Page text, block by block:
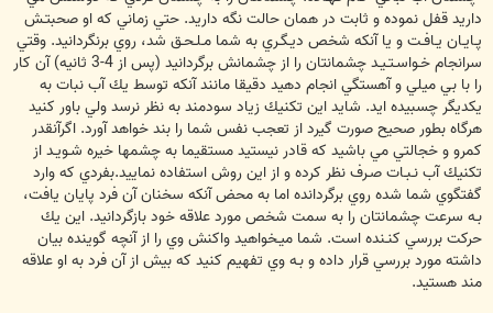
داريد قفل نموده و ثابت در همان حالت نگه داريد. حتي زماني كه او صحبتـش
پـايـان يـافـت و يا آنكه شخص ديـگـري به شما مـلـحـق شد، روي برنگردانيد. وقتي
سرانجام خـواسـتـيـد چشمانتان را از چشمانش برگردانيد (پس از 4-3 ثانيه) آن كار
را با بي ميلي و آهستگي انجام دهيد دقيقا مانند آنكه توسط يك آب نبات به
يكديگر چسبيده ايد. شايد اين تكنيك زياد سودمند به نظر نرسد ولي باور كنيد
هرگاه بطور صحيح صورت گيرد از تعجب نفس شما را بند خواهد آورد. اگرآنقدر
كمرو و خجالتي مي باشيد كه قادر نيستيد مستقيما به چشمها خيره شـويـد از
تكنيك آب نـبـات صـرف نظر كرده و از اين روش استفاده نماييد.بفردي كه وارد
گفتگوي شما شده روي برگردانده اما به محض آنكه سخنان آن فرد پايان يافت،
بـه سرعت چشمانتان را به سمت شخص مورد علاقه خود بازگردانيد. اين يك
حركت بررسي كنـنده است. شما ميـخواهيد واكنش وي را از آنچه گوينده بيان
داشته مورد بررسي قرار داده و بـه وي تفهيم كنيد كه بيش از آن فرد به او علاقه
مند هستيد.